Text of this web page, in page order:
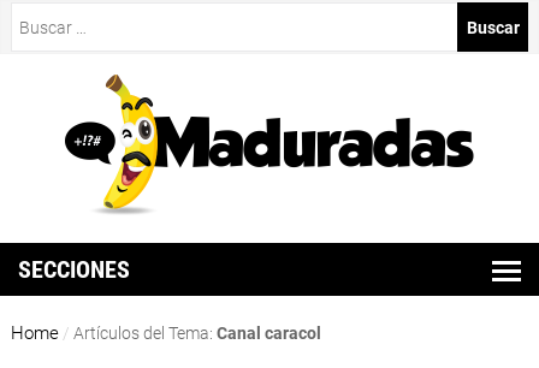
SECCIONES
Home / Artículos del Tema: Canal caracol